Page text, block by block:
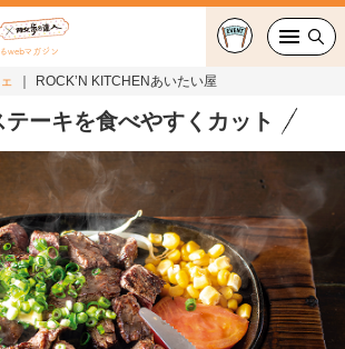
webマガジン
アウト
ROCK’N KITCHENあいたい屋
ーキを食べやすくカット